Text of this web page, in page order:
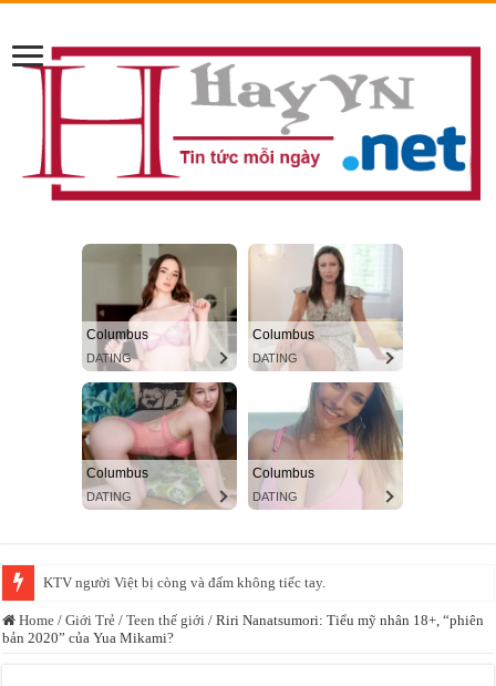
KTV người Việt bị còng và đấm không tiếc tay.
Xác minh video bảo mẫu đánh, bắn dây thun vào chân trẻ tại một cơ sở
Home / Giới Trẻ / Teen thế giới / Riri Nanatsumori: Tiểu mỹ nhân 18+, “phiên
bản 2020” của Yua Mikami?